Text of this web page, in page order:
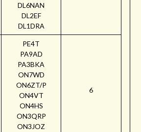
DL6NAN
DL2EF
DL1DRA
PE4T
PA9AD
PA3BKA
ON7WD
ON6ZT/P
ON4VT
ON4HS
ON3QRP
ON3JOZ
6